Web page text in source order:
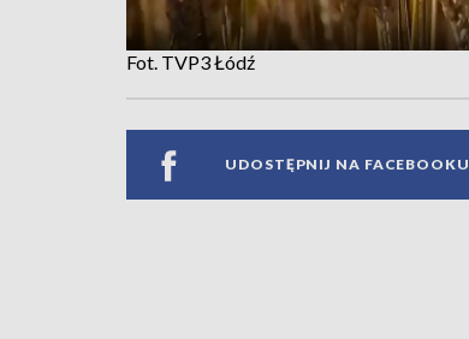
Fot. TVP3 Łódź
UDOSTĘPNIJ NA FACEBOOKU